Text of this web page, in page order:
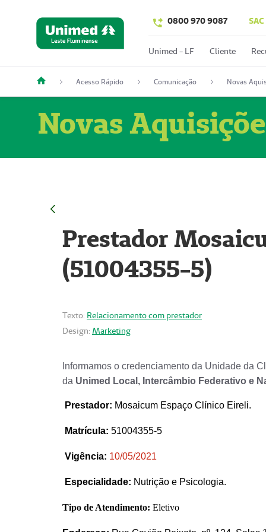
0800 970 9087 SAC
Unimed - LF Cliente
Acesso Rápido Comunicação Novas
Novas
Prestador
(51004355-5)
Texto: Relacionamento com prestador
Design: Marketing
Informamos o credenciamento da Unidade da
da Unimed Local, Intercâmbio Federativo e
Prestador: Mosaicum Espaço Clínico Eireli.
Matrícula: 51004355-5
Vigência: 10/05/2021
Especialidade: Nutrição e Psicologia.
Tipo de Atendimento: Eletivo